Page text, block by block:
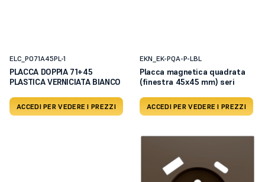
ELC_PO71A45PL-1
PLACCA DOPPIA 71+45
PLASTICA VERNICIATA BIANCO
ACCEDI PER VEDERE I PREZZI
EKN_EK-PQA-P-LBL
Placca magnetica quadrata
(finestra 45x45 mm) seri
ACCEDI PER VEDERE I PREZZI